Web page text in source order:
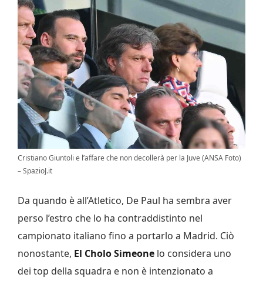
Cristiano Giuntoli e l’affare che non decollerà per la Juve (ANSA Foto)
– SpazioJ.it
Da quando è all’Atletico, De Paul ha sembra aver
perso l’estro che lo ha contraddistinto nel
campionato italiano fino a portarlo a Madrid. Ciò
nonostante, El Cholo Simeone lo considera uno
dei top della squadra e non è intenzionato a